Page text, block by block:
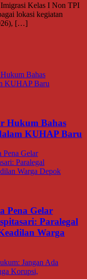
Kelas I Non TPI
lokasi kegiatan
[…]
Hukum Bahas
KUHAP Baru
Pena Gelar
Paralegal
Warga